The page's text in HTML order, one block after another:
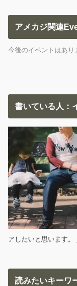
アメカジ関連
今後のイベントはあり
書いている人：
アしたいと思います。
読みたいキーワ